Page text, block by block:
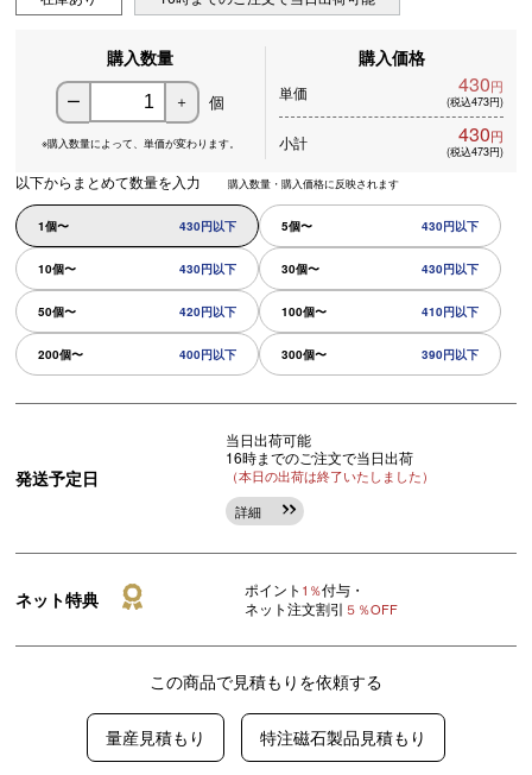
購入数量
ー ＋ 個
※購入数量によって、 単価が変わります。
購入価格
単価 430円
(税込473円)
小計 430円
(税込473円)
以下からまとめて数量を入力 購入数量・購入価格に反映されます
1個〜 430円以下 5個〜 430円以下
10個〜 430円以下 30個〜 430円以下
50個〜 420円以下 100個〜 410円以下
200個〜 400円以下 300個〜 390円以下
発送予定日
当日出荷可能
16時までのご注文で当日出荷
（本日の出荷は終了いたしました）
詳細
ネット特典 ポイント 1％付与・
ネット注文割引 ５％OFF
この商品で見積もりを依頼する
量産見積もり 特注磁石製品見積もり